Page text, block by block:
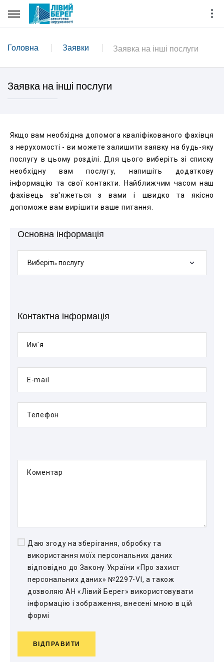
Головна Заявки Заявка на інші послуги
Заявка на інші послуги
Якщо вам необхідна допомога кваліфікованого фахівця
з нерухомості - ви можете залишити заявку на будь-яку
послугу в цьому розділі. Для цього виберіть зі списку
необхідну вам послугу, напишіть додаткову
інформацію та свої контакти. Найближчим часом наш
фахівець зв'яжеться з вами і швидко та якісно
допоможе вам вирішити ваше питання.
Основна інформація
Виберіть послугу
Контактна інформація
Им`я
E-mail
Телефон
Коментар
Даю згоду на зберігання, обробку та
використання моїх персональних даних
відповідно до Закону України «Про захист
персональних даних» №2297-VI, а також
дозволяю АН «Лівий Берег» використовувати
інформацію і зображення, внесені мною в цій
формі
ВІДПРАВИТИ